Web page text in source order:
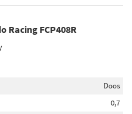
Racing FCP408R
Doos
0,7